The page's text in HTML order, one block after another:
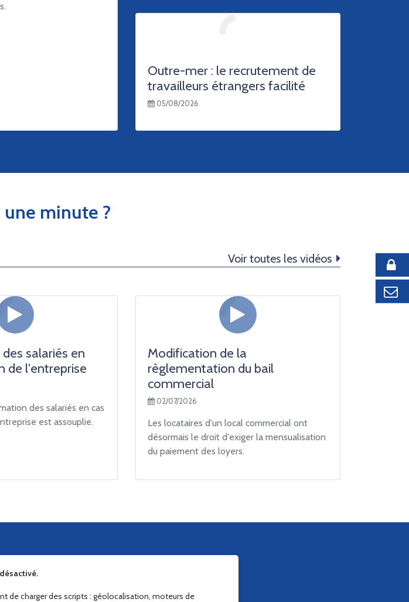
Outre-mer : le recrutement de
travailleurs étrangers facilité
05/08/2026
une minute ?
Voir toutes les vidéos
salariés en
de l'entreprise
des salariés en cas
est assouplie.
Modification de la
règlementation du bail
commercial
02/07/2026
Les locataires d'un local commercial ont
désormais le droit d'exiger la mensualisation
du paiement des loyers.
de charger des scripts : géolocalisation, moteurs de